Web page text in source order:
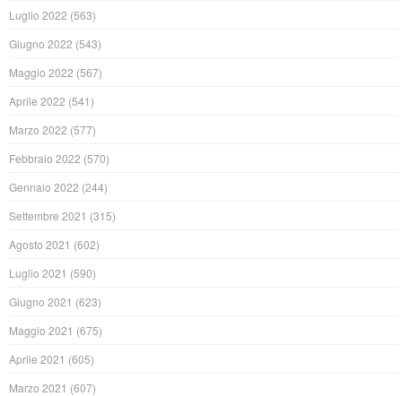
Luglio 2022 (563)
Giugno 2022 (543)
Maggio 2022 (567)
Aprile 2022 (541)
Marzo 2022 (577)
Febbraio 2022 (570)
Gennaio 2022 (244)
Settembre 2021 (315)
Agosto 2021 (602)
Luglio 2021 (590)
Giugno 2021 (623)
Maggio 2021 (675)
Aprile 2021 (605)
Marzo 2021 (607)